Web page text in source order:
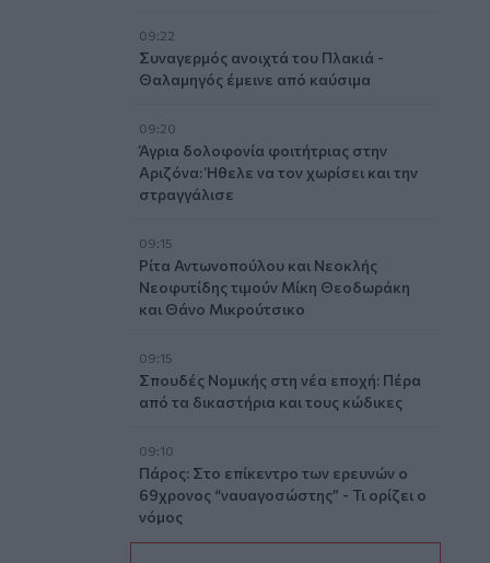
09:22
Συναγερμός ανοιχτά του Πλακιά -
Θαλαμηγός έμεινε από καύσιμα
09:20
Άγρια δολοφονία φοιτήτριας στην
Αριζόνα: Ήθελε να τον χωρίσει και την
στραγγάλισε
09:15
Ρίτα Αντωνοπούλου και Νεοκλής
Νεοφυτίδης τιμούν Μίκη Θεοδωράκη
και Θάνο Μικρούτσικο
09:15
Σπουδές Νομικής στη νέα εποχή: Πέρα
από τα δικαστήρια και τους κώδικες
09:10
Πάρος: Στο επίκεντρο των ερευνών ο
69χρονος “ναυαγοσώστης” - Τι ορίζει ο
νόμος